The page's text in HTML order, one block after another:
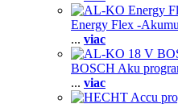
Energy Flex -
... viac
BOSCH Aku
... viac